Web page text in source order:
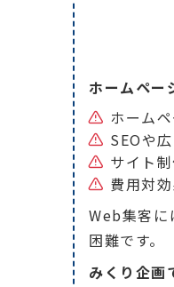
ホームペー
ホーム
SEOや
サイト
費用対
Web集客に
困難です。
みくり企画